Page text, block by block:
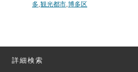
多,観光都市,博多区
詳細検索